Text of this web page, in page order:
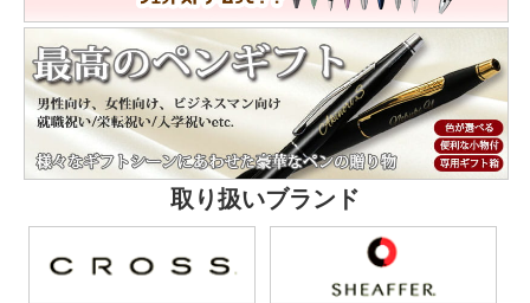
取り扱いブランド